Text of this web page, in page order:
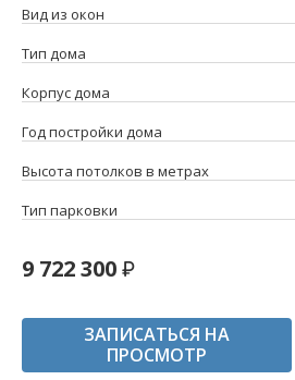
Вид из окон
Тип дома
Корпус дома
Год постройки дома
Высота потолков в метрах
Тип парковки
9 722 300
ЗАПИСАТЬСЯ НА
ПРОСМОТР